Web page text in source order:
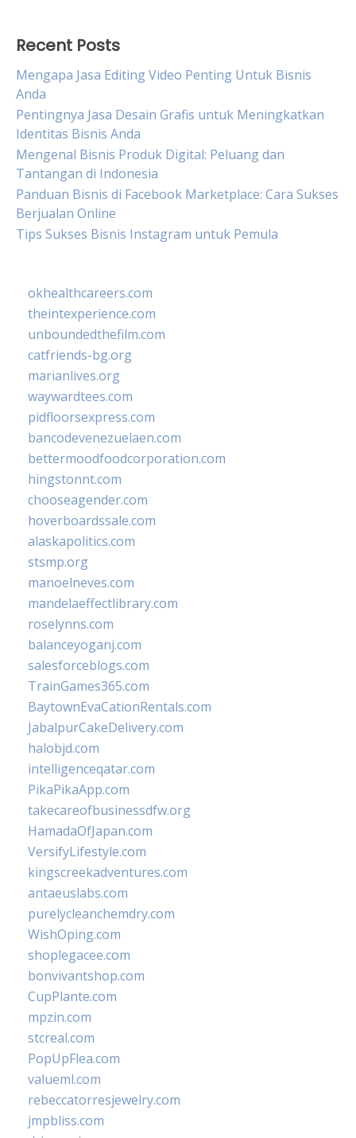
Recent Posts
Mengapa Jasa Editing Video Penting Untuk Bisnis
Anda
Pentingnya Jasa Desain Grafis untuk Meningkatkan
Identitas Bisnis Anda
Mengenal Bisnis Produk Digital: Peluang dan
Tantangan di Indonesia
Panduan Bisnis di Facebook Marketplace: Cara Sukses
Berjualan Online
Tips Sukses Bisnis Instagram untuk Pemula
okhealthcareers.com
theintexperience.com
unboundedthefilm.com
catfriends-bg.org
marianlives.org
waywardtees.com
pidfloorsexpress.com
bancodevenezuelaen.com
bettermoodfoodcorporation.com
hingstonnt.com
chooseagender.com
hoverboardssale.com
alaskapolitics.com
stsmp.org
manoelneves.com
mandelaeffectlibrary.com
roselynns.com
balanceyoganj.com
salesforceblogs.com
TrainGames365.com
BaytownEvaCationRentals.com
JabalpurCakeDelivery.com
halobjd.com
intelligenceqatar.com
PikaPikaApp.com
takecareofbusinessdfw.org
HamadaOfJapan.com
VersifyLifestyle.com
kingscreekadventures.com
antaeuslabs.com
purelycleanchemdry.com
WishOping.com
shoplegacee.com
bonvivantshop.com
CupPlante.com
mpzin.com
stcreal.com
PopUpFlea.com
valueml.com
rebeccatorresjewelry.com
jmpbliss.com